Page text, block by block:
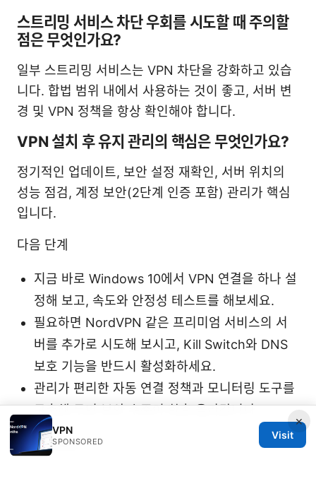
스트리밍 서비스 차단 우회를 시도할 때 주의할
점은 무엇인가요?
일부 스트리밍 서비스는 VPN 차단을 강화하고 있습
니다. 합법 범위 내에서 사용하는 것이 좋고, 서버 변
경 및 VPN 정책을 항상 확인해야 합니다.
VPN 설치 후 유지 관리의 핵심은 무엇인가요?
정기적인 업데이트, 보안 설정 재확인, 서버 위치의
성능 점검, 계정 보안(2단계 인증 포함) 관리가 핵심
입니다.
다음 단계
지금 바로 Windows 10에서 VPN 연결을 하나 설
정해 보고, 속도와 안정성 테스트를 해보세요.
필요하면 NordVPN 같은 프리미엄 서비스의 서
버를 추가로 시도해 보시고, Kill Switch와 DNS
보호 기능을 반드시 활성화하세요.
관리가 편리한 자동 연결 정책과 모니터링 도구를
구축해 두면 보안 수준이 한층 올라갑니다.
Sources:
×
VPN
SPONSORED
Visit